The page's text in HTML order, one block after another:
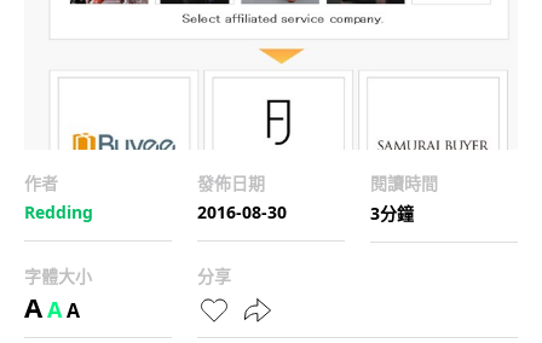
作者
Redding
發佈日期
2016-08-30
閱讀時間
3分鐘
字體大小
AAA
分享